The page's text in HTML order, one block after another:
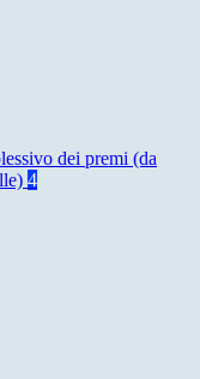
dei premi (da
4